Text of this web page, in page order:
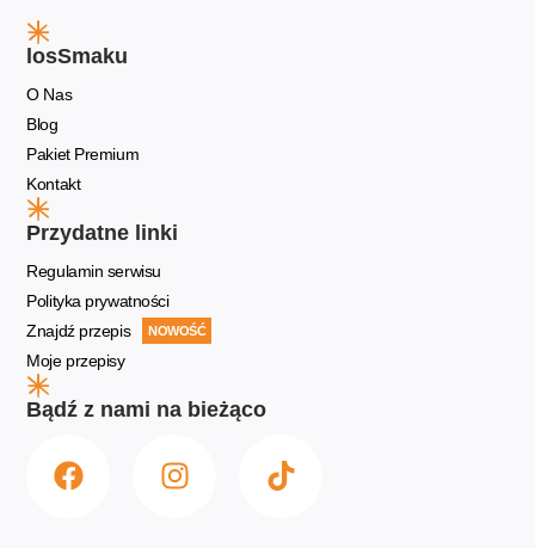
losSmaku
O Nas
Blog
Pakiet Premium
Kontakt
Przydatne linki
Regulamin serwisu
Polityka prywatności
Znajdź przepis
NOWOŚĆ
Moje przepisy
Bądź z nami na bieżąco